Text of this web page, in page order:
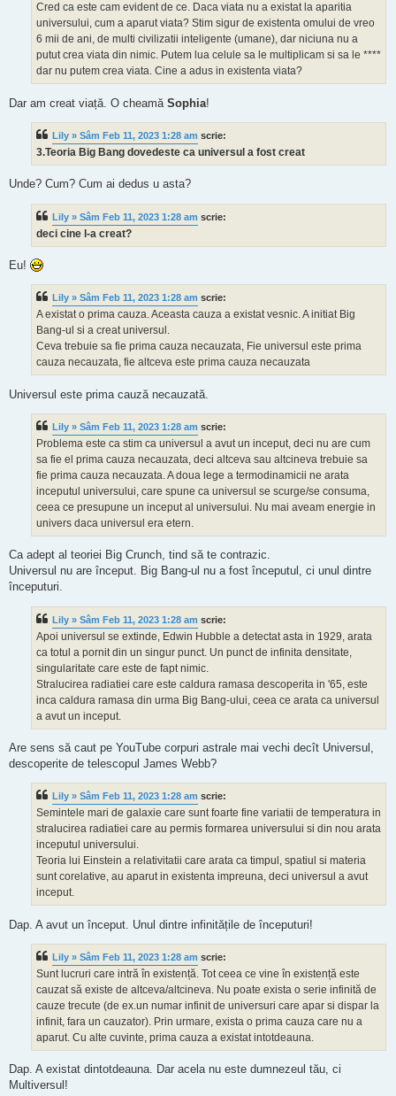
Cred ca este cam evident de ce. Daca viata nu a existat la aparitia
universului, cum a aparut viata? Stim sigur de existenta omului de vreo
6 mii de ani, de multi civilizatii inteligente (umane), dar niciuna nu a
putut crea viata din nimic. Putem lua celule sa le multiplicam si sa le ****
dar nu putem crea viata. Cine a adus in existenta viata?
Dar am creat viață. O cheamă Sophia!
Lily » Sâm Feb 11, 2023 1:28 am scrie:
3.Teoria Big Bang dovedeste ca universul a fost creat
Unde? Cum? Cum ai dedus u asta?
Lily » Sâm Feb 11, 2023 1:28 am scrie:
deci cine l-a creat?
Eu!
Lily » Sâm Feb 11, 2023 1:28 am scrie:
A existat o prima cauza. Aceasta cauza a existat vesnic. A initiat Big
Bang-ul si a creat universul.
Ceva trebuie sa fie prima cauza necauzata, Fie universul este prima
cauza necauzata, fie altceva este prima cauza necauzata
Universul este prima cauză necauzată.
Lily » Sâm Feb 11, 2023 1:28 am scrie:
Problema este ca stim ca universul a avut un inceput, deci nu are cum
sa fie el prima cauza necauzata, deci altceva sau altcineva trebuie sa
fie prima cauza necauzata. A doua lege a termodinamicii ne arata
inceputul universului, care spune ca universul se scurge/se consuma,
ceea ce presupune un inceput al universului. Nu mai aveam energie in
univers daca universul era etern.
Ca adept al teoriei Big Crunch, tind să te contrazic.
Universul nu are început. Big Bang-ul nu a fost începutul, ci unul dintre
începuturi.
Lily » Sâm Feb 11, 2023 1:28 am scrie:
Apoi universul se extinde, Edwin Hubble a detectat asta in 1929, arata
ca totul a pornit din un singur punct. Un punct de infinita densitate,
singularitate care este de fapt nimic.
Stralucirea radiatiei care este caldura ramasa descoperita in '65, este
inca caldura ramasa din urma Big Bang-ului, ceea ce arata ca universul
a avut un inceput.
Are sens să caut pe YouTube corpuri astrale mai vechi decît Universul,
descoperite de telescopul James Webb?
Lily » Sâm Feb 11, 2023 1:28 am scrie:
Semintele mari de galaxie care sunt foarte fine variatii de temperatura in
stralucirea radiatiei care au permis formarea universului si din nou arata
inceputul universului.
Teoria lui Einstein a relativitatii care arata ca timpul, spatiul si materia
sunt corelative, au aparut in existenta impreuna, deci universul a avut
inceput.
Dap. A avut un început. Unul dintre infinitățile de începuturi!
Lily » Sâm Feb 11, 2023 1:28 am scrie:
Sunt lucruri care intră în existență. Tot ceea ce vine în existență este
cauzat să existe de altceva/altcineva. Nu poate exista o serie infinită de
cauze trecute (de ex.un numar infinit de universuri care apar si dispar la
infinit, fara un cauzator). Prin urmare, exista o prima cauza care nu a
aparut. Cu alte cuvinte, prima cauza a existat intotdeauna.
Dap. A existat dintotdeauna. Dar acela nu este dumnezeul tău, ci
Multiversul!